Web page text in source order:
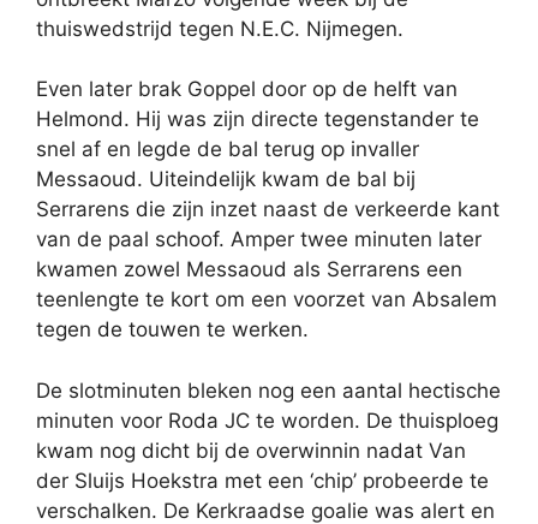
thuiswedstrijd tegen N.E.C. Nijmegen.
Even later brak Goppel door op de helft van
Helmond. Hij was zijn directe tegenstander te
snel af en legde de bal terug op invaller
Messaoud. Uiteindelijk kwam de bal bij
Serrarens die zijn inzet naast de verkeerde kant
van de paal schoof. Amper twee minuten later
kwamen zowel Messaoud als Serrarens een
teenlengte te kort om een voorzet van Absalem
tegen de touwen te werken.
De slotminuten bleken nog een aantal hectische
minuten voor Roda JC te worden. De thuisploeg
kwam nog dicht bij de overwinnin nadat Van
der Sluijs Hoekstra met een ‘chip’ probeerde te
verschalken. De Kerkraadse goalie was alert en